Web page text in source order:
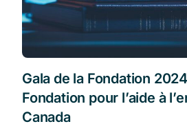
Gala de la Fondation
Fondation pour l’aide à
Canada